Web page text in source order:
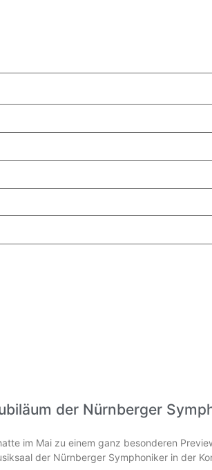
der Nürnberger
im Mai zu einem ganz besonderen
der Nürnberger Symphoniker in der